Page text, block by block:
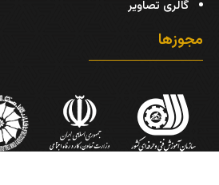
گالری تصاویر
مجوزها